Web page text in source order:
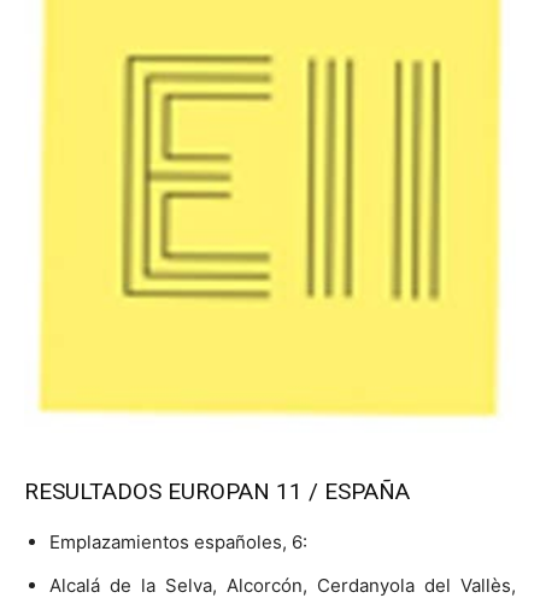
RESULTADOS EUROPAN 11 / ESPAÑA
Emplazamientos españoles, 6:
Alcalá de la Selva, Alcorcón, Cerdanyola del Vallès,